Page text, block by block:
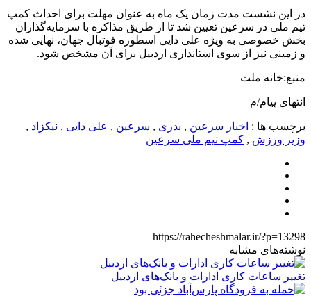
در این نشست مدت زمان یک ماه به عنوان مهلت برای احداث کمپ
تیم ملی در سرعین تعیین شد تا از طریق مذاکره با سرمایه‌گذاران
بخش خصوصی به ویژه علی دایی اسطوره فوتبال جهان، نهایی شده
و زمینی نیز از سوی استانداری اردبیل برای آن مشخص شود.
منبع:خانه ملت
انتهای پیام/م
برچسب ها : اخبار سرعین , بدری , سرعین , علی دایی , نیکزاد ,
وزیر ورزش , کمپ تیم ملی سرعین
https://rahecheshmalar.ir/?p=13298
نوشته‌های مشابه
تغییر ساعات کاری ادارات و بانک‌های اردبیل